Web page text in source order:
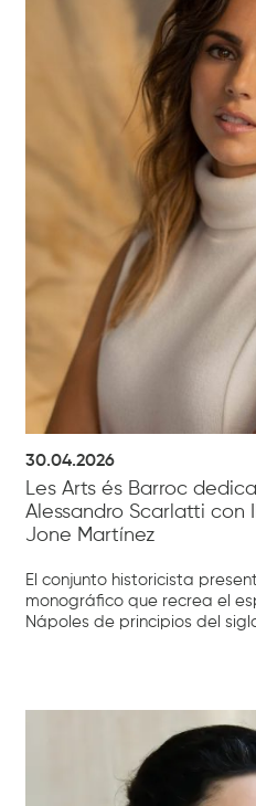
30.04.2026
Les Arts és Barroc
Alessandro Scarlatti con
Jone Martínez
El conjunto historicista
monográfico que recrea el
Nápoles de principios del siglo